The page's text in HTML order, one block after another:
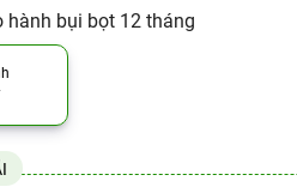
hành bụi bọt 12 tháng